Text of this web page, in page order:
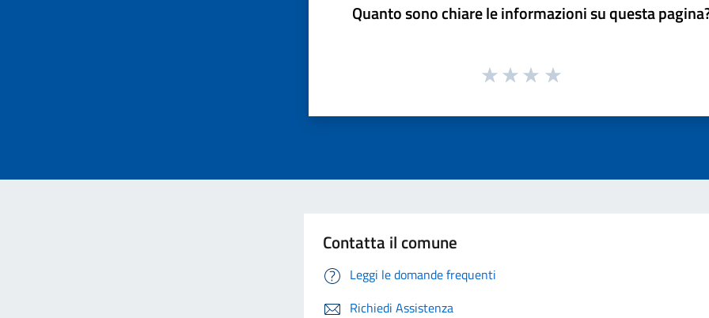
Quanto sono chiare le informazioni su questa
Contatta il comune
Leggi le domande frequenti
Richiedi Assistenza